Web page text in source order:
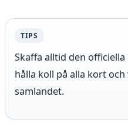
TIPS
Skaffa alltid den officiella
hålla koll på alla kort
samlandet.